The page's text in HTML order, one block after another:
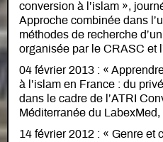
conversion à l’islam »,
Approche combinée dans
méthodes de recherche
organisée par le CRASC et
04 février 2013 : «
à l’islam en France : du
dans le cadre de l’ATRI
Méditerranée du
14 février 2012 : « Genre et